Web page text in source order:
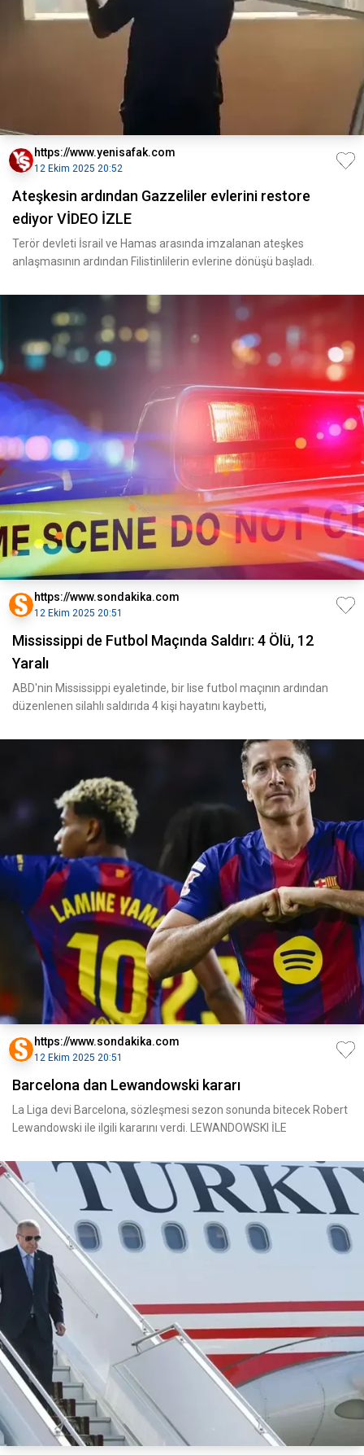
https://www.yenisafak.com
12 Ekim 2025 20:52
Ateşkesin ardından Gazzeliler evlerini restore
ediyor VİDEO İZLE
Terör devleti İsrail ve Hamas arasında imzalanan ateşkes
anlaşmasının ardından Filistinlilerin evlerine dönüşü başladı.
https://www.sondakika.com
12 Ekim 2025 20:51
Mississippi de Futbol Maçında Saldırı: 4 Ölü, 12
Yaralı
ABD'nin Mississippi eyaletinde, bir lise futbol maçının ardından
düzenlenen silahlı saldırıda 4 kişi hayatını kaybetti,
https://www.sondakika.com
12 Ekim 2025 20:51
Barcelona dan Lewandowski kararı
La Liga devi Barcelona, sözleşmesi sezon sonunda bitecek Robert
Lewandowski ile ilgili kararını verdi. LEWANDOWSKI İLE